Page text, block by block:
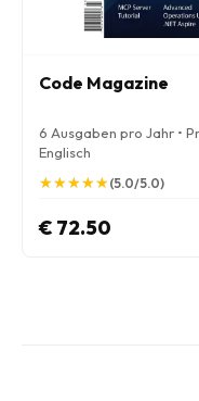
Code Magazine
6 Ausgaben pro Jahr •
Englisch
★
★★
★★
★★
★★
★(5.0/5.0)
€ 72.50